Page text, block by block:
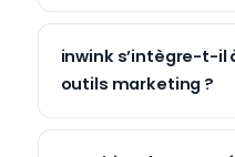
inwink s’intègre-t-il
outils marketing ?